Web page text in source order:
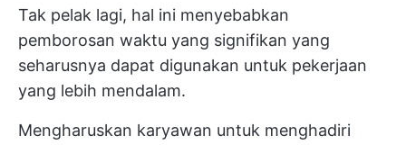
Tak pelak lagi, hal ini menyebabkan
pemborosan waktu yang signifikan yang
seharusnya dapat digunakan untuk pekerjaan
yang lebih mendalam.
Mengharuskan karyawan untuk menghadiri